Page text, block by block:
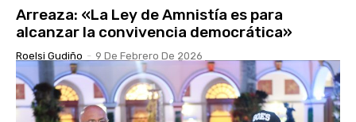
Arreaza: «La Ley de Amnistía es para
alcanzar la convivencia democrática»
Roelsi Gudiño - 9 De Febrero De 2026